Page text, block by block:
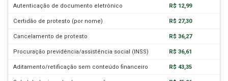
Autenticação de documento eletrônico R$ 12,99
Certidão de protesto (por nome) R$ 27,30
Cancelamento de protesto R$ 36,27
Procuração previdência/assistência social (INSS) R$ 36,61
Aditamento/retificação sem conteúdo financeiro R$ 43,35